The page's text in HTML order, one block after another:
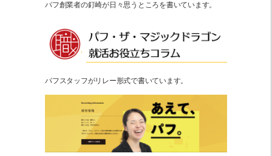
パフ創業者の釘崎が日々思うところを書いています。
パフスタッフがリレー形式で書いています。